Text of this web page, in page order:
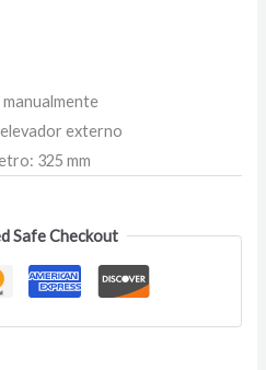
externo
325 mm
Safe Checkout